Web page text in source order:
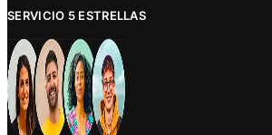
SERVICIO 5 ESTRELLAS